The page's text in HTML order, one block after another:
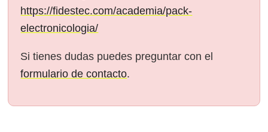
https://fidestec.com/academia/pack-
electronicologia/
Si tienes dudas puedes preguntar con el
formulario de contacto.